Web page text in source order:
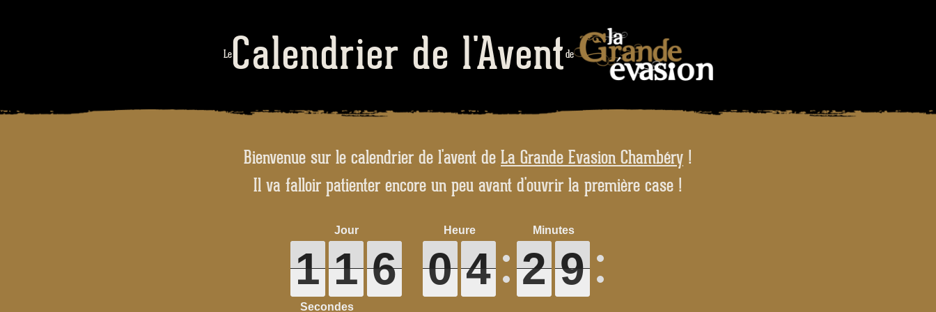
LeCalendrier de l'Aventde
Bienvenue sur le calendrier de l'avent de La Grande Evasion Chambéry !
Il va falloir patienter encore un peu avant d'ouvrir la première case !
1
1
1
1 1
1
1
1 6
6
6
6 0
0
0
0 4
4
4
4 2
2
2
2 9
9
9
9